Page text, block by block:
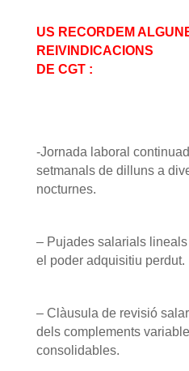
US RECORDEM
REIVINDICACIONS
DE CGT :
-Jornada laboral
setmanals de dilluns a
nocturnes.
– Pujades salarials
el poder adquisitiu perdut.
– Clàusula de revisió
dels complements
consolidables.